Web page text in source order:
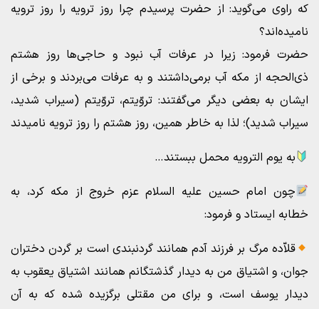
که راوی می‌گوید: از حضرت پرسیدم چرا روز ترویه را روز ترویه
نامیده‌اند؟
حضرت فرمود: زیرا در عرفات آب نبود و حاجی‌ها روز هشتم
ذی‌الحجه از مکه آب برمی‌داشتند و به عرفات می‌بردند و برخی از
ایشان به بعضی دیگر می‌گفتند: تروّیتم، تروّیتم (سیراب شدید،
سیراب شدید)؛ لذا به خاطر همین، روز هشتم را روز ترویه نامیدند
به یوم الترویه محمل ببستند…
چون امام حسین علیه السلام عزم خروج از مکه کرد، به
خطابه ایستاد و فرمود:
قلاّده مرگ بر فرزند آدم همانند گردنبندى است بر گردن دختران
جوان، و اشتیاق من به دیدار گذشتگانم همانند اشتیاق یعقوب به
دیدار یوسف است، و براى من مقتلی برگزیده شده که به آن